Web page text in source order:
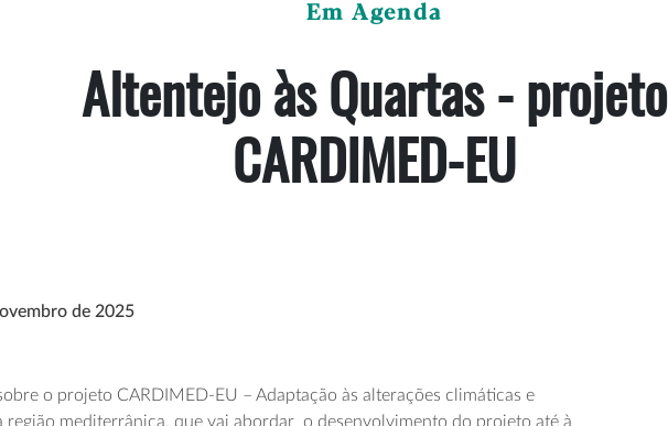
Em Agenda
Altentejo às Quartas - projeto
CARDIMED-EU
de 2025
o projeto CARDIMED-EU – Adaptação às alterações climáticas e
região mediterrânica, que vai abordar o desenvolvimento do projeto até à